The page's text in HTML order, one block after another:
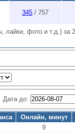
купите бонусы
по кнопке
345 / 757
лайки, фото и т.д.) за
Дата до:
Онлайн, минут
9